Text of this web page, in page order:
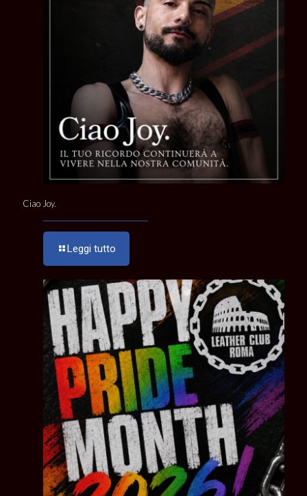
Ciao Joy.
Leggi tutto